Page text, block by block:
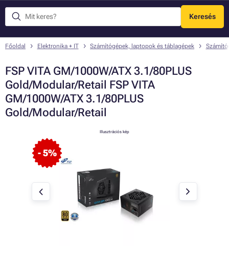
Keresés
Menü
Főoldal Elektronika + IT Számítógépek, laptopok és táblagépek
FSP VITA GM/1000W/ATX 3.1/80PLUS
Gold/Modular/Retail FSP VITA
GM/1000W/ATX 3.1/80PLUS
Gold/Modular/Retail
- 5%
Illusztrációs kép